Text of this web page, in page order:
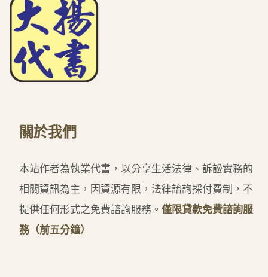
關於我們
本站作者為執業代書，以分享生活法律、訴訟實務的
相關資訊為主，因資源有限，法律諮詢採付費制，不
提供任何形式之免費諮詢服務。 僅限貸款免費諮詢服
務（前五分鐘）